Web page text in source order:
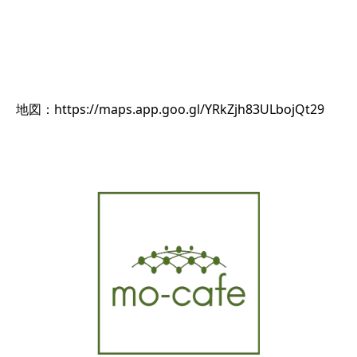
地図：https://maps.app.goo.gl/YRkZjh83ULbojQt29